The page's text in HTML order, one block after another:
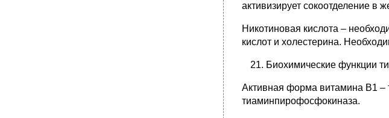
активизирует сокоотделение в
Никотиновая кислота –
кислот и холестерина.
Биохимические функции
Активная форма витамина В1
тиаминпирофосфокиназа.